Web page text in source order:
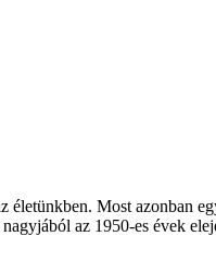
Most azonban
az 1950-es évek